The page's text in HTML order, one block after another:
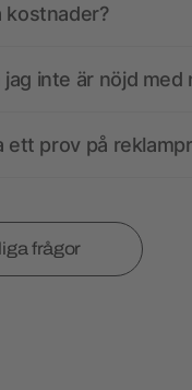
kostnader?
inte är nöjd med
ett prov på
frågor